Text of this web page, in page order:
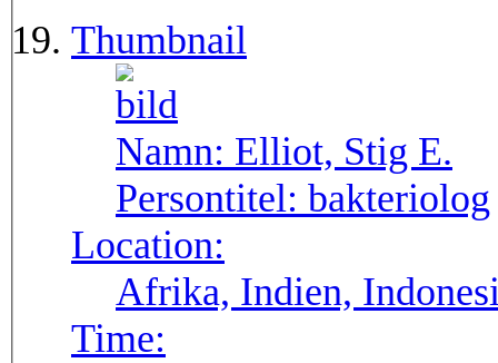
Thumbnail
Namn: Elliot, Stig E.
Persontitel: bakteriolog
Location:
Afrika, Indien,
Time: